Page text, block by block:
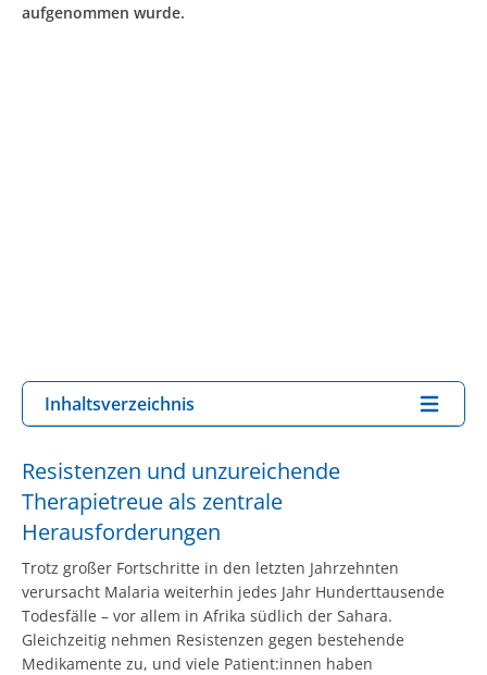
aufgenommen wurde.
Inhaltsverzeichnis
Resistenzen und unzureichende
Therapietreue als zentrale
Herausforderungen
Trotz großer Fortschritte in den letzten Jahrzehnten
verursacht Malaria weiterhin jedes Jahr Hunderttausende
Todesfälle – vor allem in Afrika südlich der Sahara.
Gleichzeitig nehmen Resistenzen gegen bestehende
Medikamente zu, und viele Patient:innen haben